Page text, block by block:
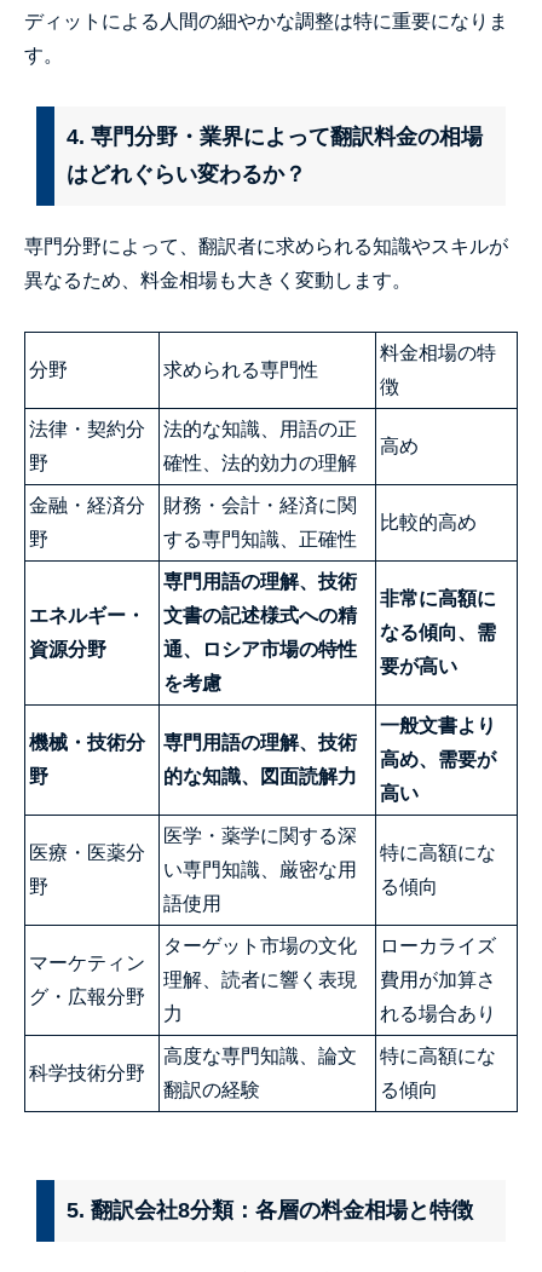
ディットによる人間の細やかな調整は特に重要になりま
す。
4. 専門分野・業界によって翻訳料金の相場
はどれぐらい変わるか？
専門分野によって、翻訳者に求められる知識やスキルが
異なるため、料金相場も大きく変動します。
分野 求められる専門性
料金相場の特
徴
法律・契約分
野
法的な知識、用語の正
確性、法的効力の理解
高め
金融・経済分
野
財務・会計・経済に関
する専門知識、正確性
比較的高め
エネルギー・
資源分野
専門用語の理解、技術
文書の記述様式への精
通、ロシア市場の特性
を考慮
非常に高額に
なる傾向、需
要が高い
機械・技術分
野
専門用語の理解、技術
的な知識、図面読解力
一般文書より
高め、需要が
高い
医療・医薬分
野
医学・薬学に関する深
い専門知識、厳密な用
語使用
特に高額にな
る傾向
マーケティン
グ・広報分野
ターゲット市場の文化
理解、読者に響く表現
力
ローカライズ
費用が加算さ
れる場合あり
科学技術分野
高度な専門知識、論文
翻訳の経験
特に高額にな
る傾向
5. 翻訳会社8分類：各層の料金相場と特徴